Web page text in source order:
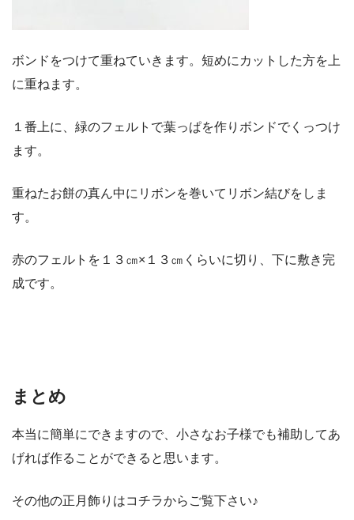
ボンドをつけて重ねていきます。短めにカットした方を上
に重ねます。
１番上に、緑のフェルトで葉っぱを作りボンドでくっつけ
ます。
重ねたお餅の真ん中にリボンを巻いてリボン結びをしま
す。
赤のフェルトを１３㎝×１３㎝くらいに切り、下に敷き完
成です。
まとめ
本当に簡単にできますので、小さなお子様でも補助してあ
げれば作ることができると思います。
その他の正月飾りはコチラからご覧下さい♪